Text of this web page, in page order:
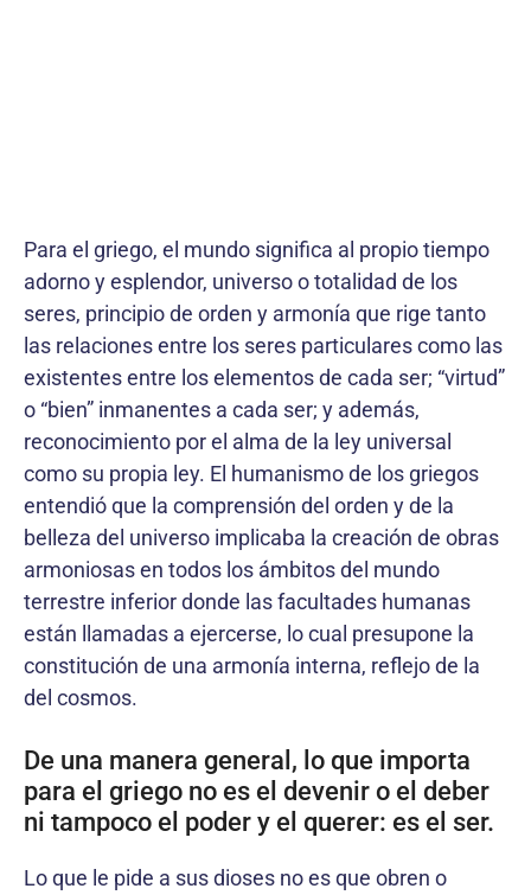
Para el griego, el mundo significa al propio tiempo
adorno y esplendor, universo o totalidad de los
seres, principio de orden y armonía que rige tanto
las relaciones entre los seres particulares como las
existentes entre los elementos de cada ser; “virtud”
o “bien” inmanentes a cada ser; y además,
reconocimiento por el alma de la ley universal
como su propia ley. El humanismo de los griegos
entendió que la comprensión del orden y de la
belleza del universo implicaba la creación de obras
armoniosas en todos los ámbitos del mundo
terrestre inferior donde las facultades humanas
están llamadas a ejercerse, lo cual presupone la
constitución de una armonía interna, reflejo de la
del cosmos.
De una manera general, lo que importa
para el griego no es el devenir o el deber
ni tampoco el poder y el querer: es el ser.
Lo que le pide a sus dioses no es que obren o